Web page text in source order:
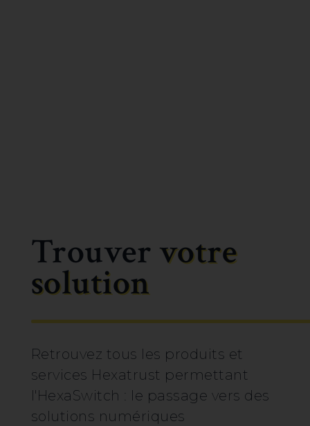
Trouver votre
solution
Retrouvez tous les produits et
services Hexatrust permettant
l'HexaSwitch : le passage vers des
solutions numériques